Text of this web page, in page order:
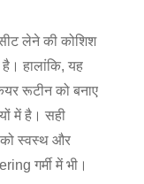
लेने की कोशिश
है। हालांकि, यह
रूटीन को बनाए
में है। सही
को स्वस्थ और
गर्मी में भी।